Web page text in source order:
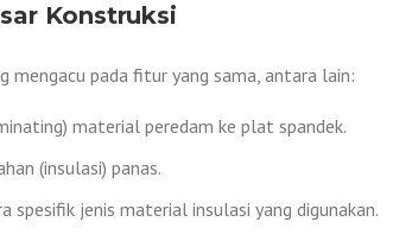
Konstruksi
mengacu pada fitur yang sama, antara lain:
material peredam ke plat spandek.
(insulasi) panas.
spesifik jenis material insulasi yang digunakan.